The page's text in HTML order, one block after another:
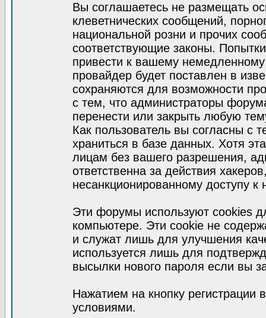
Вы соглашаетесь не размещать
клеветнических сообщений,
национальной розни и прочих
соответствующие законы.
привести к вашему
провайдер будет поставлен в
сохраняются для возможности
с тем, что администраторы
перенести или закрыть любую
Как пользователь вы согласны с
храниться в базе данных. Хотя
лицам без вашего разрешения,
ответственна за действия
несанкционированному доступу к
Эти форумы используют cookies
компьютере. Эти cookie не
и служат лишь для улучшения
используется лишь для
высылки нового пароля если вы
Нажатием на кнопку регистрации
условиями.